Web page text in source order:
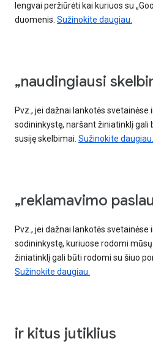
lengvai peržiūrėti kai kuriuos su
duomenis. Sužinokite daugiau.
„naudingiausi
Pvz., jei dažnai lankotės svetainėse
sodininkystę, naršant žiniatinklį gali
susiję skelbimai. Sužinokite daugiau.
„reklamavimo
Pvz., jei dažnai lankotės svetainėse
sodininkystę, kuriuose rodomi
žiniatinklį gali būti rodomi su šiuo
Sužinokite daugiau.
ir kitus jutiklius